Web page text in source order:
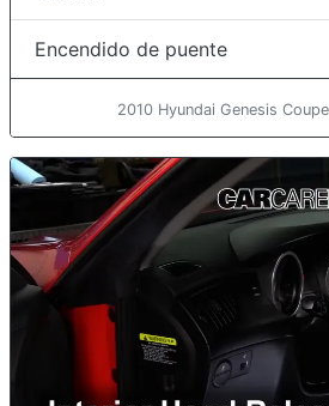
Encendido de puente
2010 Hyundai Genesis